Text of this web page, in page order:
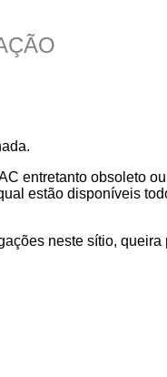
entretanto obsoleto
estão disponíveis
neste sítio, queira